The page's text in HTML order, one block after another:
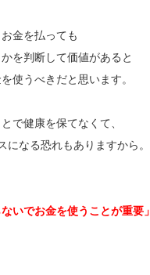
金を払っても
を判断して価値があると
使うべきだと思います。
で健康を保てなくて、
なる恐れもありますから。
いでお金を使うことが重要」